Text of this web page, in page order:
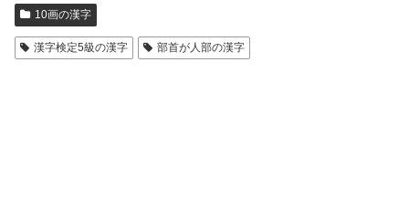
10画の漢字
漢字検定5級の漢字 部首が人部の漢字